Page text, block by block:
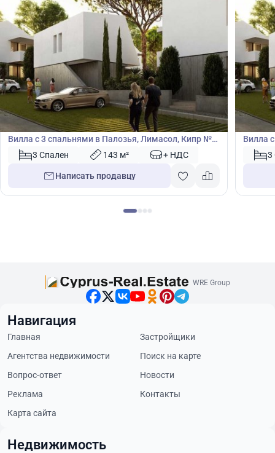
570 000
Вилла
Вилла с 3 спальнями в Палозья, Лимасол, Кипр №
496563 Спален 143 м² + НДС
Написать продавцу
Вилла
Вилла
496593
WRE Group
Навигация
Главная
Застройщики
Агентства недвижимости
Поиск на карте
Вопрос-ответ
Новости
Реклама
Контакты
Карта сайта
Недвижимость